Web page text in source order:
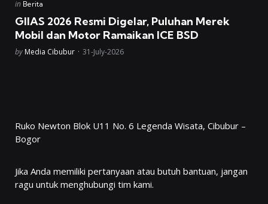
Posted
in Berita
GIIAS 2026 Resmi Digelar, Puluhan Merek
Mobil dan Motor Ramaikan ICE BSD
Posted
by Media Cibubur 31-July-2026
Ruko Newton Blok U11 No. 6 Legenda Wisata, Cibubur –
Bogor
Jika Anda memiliki pertanyaan atau butuh bantuan, jangan
ragu untuk menghubungi tim kami.